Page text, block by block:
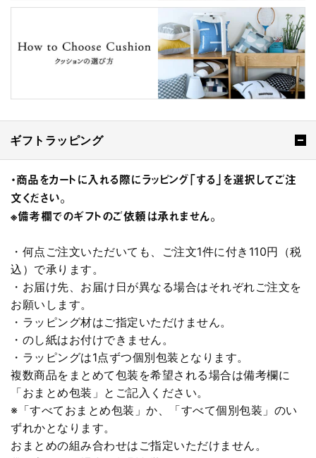
ギフトラッピング
・商品をカートに入れる際にラッピング「する」を選択してご注
文ください。
※備考欄でのギフトのご依頼は承れません。
・何点ご注文いただいても、ご注文1件に付き110円（税
込）で承ります。
・お届け先、お届け日が異なる場合はそれぞれご注文を
お願いします。
・ラッピング材はご指定いただけません。
・のし紙はお付けできません。
・ラッピングは1点ずつ個別包装となります。
複数商品をまとめて包装を希望される場合は備考欄に
「おまとめ包装」とご記入ください。
※「すべておまとめ包装」か、「すべて個別包装」のい
ずれかとなります。
おまとめの組み合わせはご指定いただけません。